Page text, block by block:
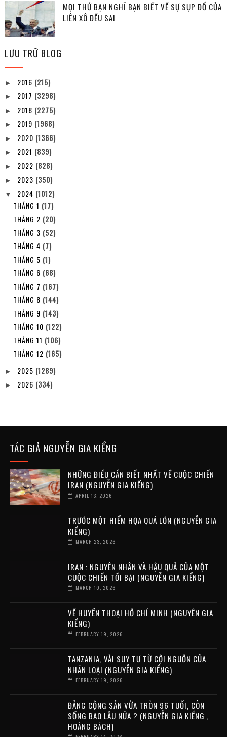
MỌI THỨ BẠN NGHĨ BẠN BIẾT VỀ SỰ SỤP ĐỔ CỦA
LIÊN XÔ ĐỀU SAI
LƯU TRỮ BLOG
► 2016 (215)
► 2017 (3298)
► 2018 (2275)
► 2019 (1968)
► 2020 (1366)
► 2021 (839)
► 2022 (828)
► 2023 (350)
▼ 2024 (1012)
THÁNG 1 (17)
THÁNG 2 (20)
THÁNG 3 (52)
THÁNG 4 (7)
THÁNG 5 (1)
THÁNG 6 (68)
THÁNG 7 (167)
THÁNG 8 (144)
THÁNG 9 (143)
THÁNG 10 (122)
THÁNG 11 (106)
THÁNG 12 (165)
► 2025 (1289)
► 2026 (334)
TÁC GIẢ NGUYỄN GIA KIỂNG
NHỮNG ĐIỀU CẦN BIẾT NHẤT VỀ CUỘC CHIẾN
IRAN (NGUYỄN GIA KIỂNG)
APRIL 13, 2026
TRƯỚC MỘT HIỂM HỌA QUÁ LỚN (NGUYỄN GIA
KIỂNG)
MARCH 23, 2026
IRAN : NGUYÊN NHÂN VÀ HẬU QUẢ CỦA MỘT
CUỘC CHIẾN TỒI BẠI (NGUYỄN GIA KIỂNG)
MARCH 10, 2026
VỀ HUYỀN THOẠI HỒ CHÍ MINH (NGUYỄN GIA
KIỂNG)
FEBRUARY 19, 2026
TANZANIA, VÀI SUY TƯ TỪ CỘI NGUỒN CỦA
NHÂN LOẠI (NGUYỄN GIA KIỂNG)
FEBRUARY 19, 2026
ĐẢNG CỘNG SẢN VỪA TRÒN 96 TUỔI, CÒN
SỐNG BAO LÂU NỮA ? (NGUYỄN GIA KIỂNG ,
HOÀNG BÁCH)